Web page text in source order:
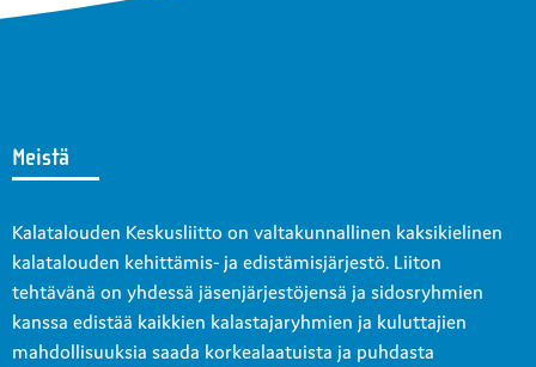
Meistä
Kalatalouden Keskusliitto on valtakunnallinen kaksikielinen
kalatalouden kehittämis- ja edistämisjärjestö. Liiton
tehtävänä on yhdessä jäsenjärjestöjensä ja sidosryhmien
kanssa edistää kaikkien kalastajaryhmien ja kuluttajien
mahdollisuuksia saada korkealaatuista ja puhdasta